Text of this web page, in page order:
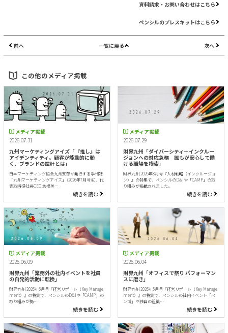
資料請求・お問い合わせはこちら
ペンシルのプレスキットはこちら
前へ 一覧に戻る 次へ
この他のメディア掲載
メディア掲載
2026.07.31
九州マーケティングアイズ「『推し』は
アイデンティティ。顧客が能動的に動
く、ブランドの設計とは」
日本マーケティング協会九州支部が発行する季刊誌
「九州マーケティングアイズ」 (2026年7月号)に、代
表取締役社長CEO 倉橋美…
続きを読む
メディア掲載
2026.07.29
財界九州「ダイバーシティ＋インクルー
ジョンへの対応急務 誰もが安心して働
ける職場を模索」
財界九州 2026年8月号『人材戦略（インクルージョ
ン）』の特集で、ペンシルのD&Iや「CAMP」の取
り組みが掲載されました。
続きを読む
メディア掲載
2026.06.09
財界九州「業務外の社内イベントを社員
の自発的活動に転換」
財界九州 2026年6月号『経営リポート（Key Manage
ment）』の特集で、ペンシルのD&Iや「CAMP」の
取り組みが掲…
続きを読む
メディア掲載
2026.06.04
財界九州「オフィスで祭り パフォーマン
スに磨き」
財界九州 2026年5月号『経営リポート（Key Manage
ment）』の特集で、ペンシルの社内イベント「ペ
ン博」や独自の組織…
続きを読む